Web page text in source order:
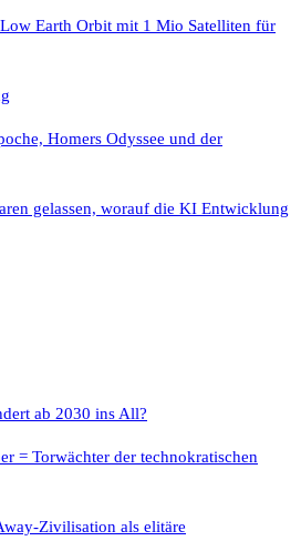
Earth Orbit mit 1 Mio Satelliten für
Homers Odyssee und der
gelassen, worauf die KI Entwicklung
ab 2030 ins All?
= Torwächter der technokratischen
Zivilisation als elitäre